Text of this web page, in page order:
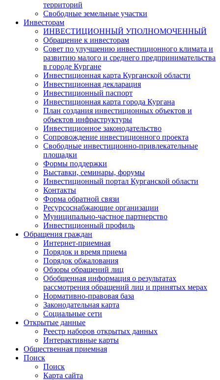
территорий
Свободные земельные участки
Инвесторам
ИНВЕСТИЦИОННЫЙ УПОЛНОМОЧЕННЫЙ
Обращение к инвесторам
Совет по улучшению инвестиционного климата и
развитию малого и среднего предпринимательства
в городе Кургане
Инвестиционная карта Курганской области
Инвестиционная декларация
Инвестиционный паспорт
Инвестиционная карта города Кургана
План создания инвестиционных объектов и
объектов инфраструктуры
Инвестиционное законодательство
Сопровождение инвестиционного проекта
Свободные инвестиционно-привлекательные
площадки
Формы поддержки
Выставки, семинары, форумы
Инвестиционный портал Курганской области
Контакты
Форма обратной связи
Ресурсоснабжающие организации
Муниципально-частное партнерство
Инвестиционный профиль
Обращения граждан
Интернет-приемная
Порядок и время приема
Порядок обжалования
Обзоры обращений лиц
Обобщенная информация о результатах
рассмотрения обращений лиц и принятых мерах
Нормативно-правовая база
Законодательная карта
Социальные сети
Открытые данные
Реестр наборов открытых данных
Интерактивные карты
Общественная приемная
Поиск
Поиск
Карта сайта